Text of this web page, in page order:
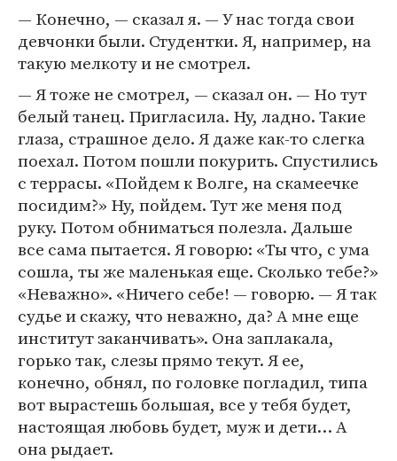
— Конечно, — сказал я. — У нас тогда свои
девчонки были. Студентки. Я, например, на
такую мелкоту и не смотрел.
— Я тоже не смотрел, — сказал он. — Но тут
белый танец. Пригласила. Ну, ладно. Такие
глаза, страшное дело. Я даже как-то слегка
поехал. Потом пошли покурить. Спустились
с террасы. «Пойдем к Волге, на скамеечке
посидим?» Ну, пойдем. Тут же меня под
руку. Потом обниматься полезла. Дальше
все сама пытается. Я говорю: «Ты что, с ума
сошла, ты же маленькая еще. Сколько тебе?»
«Неважно». «Ничего себе! — говорю. — Я так
судье и скажу, что неважно, да? А мне еще
институт заканчивать». Она заплакала,
горько так, слезы прямо текут. Я ее,
конечно, обнял, по головке погладил, типа
вот вырастешь большая, все у тебя будет,
настоящая любовь будет, муж и дети… А
она рыдает.